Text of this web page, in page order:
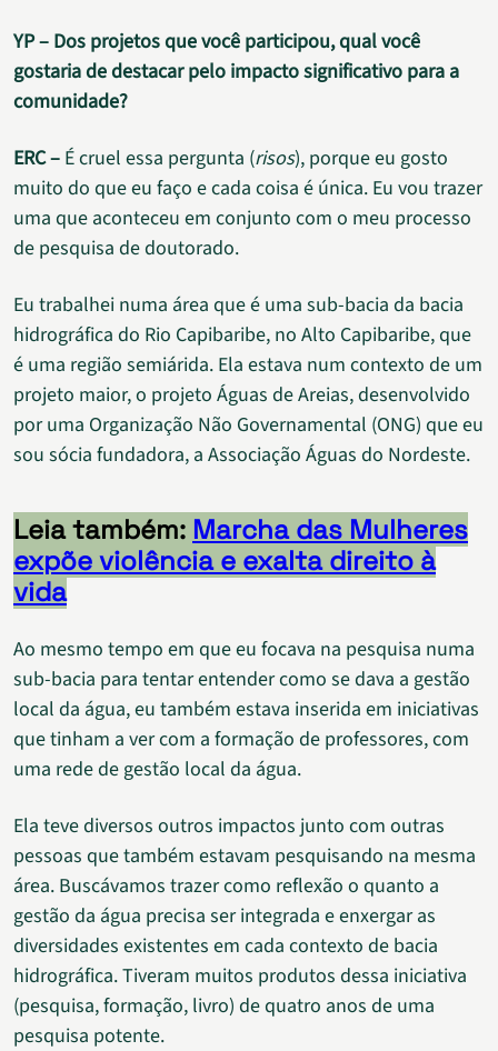
YP – Dos projetos que você participou, qual você
gostaria de destacar pelo impacto significativo para a
comunidade?
ERC – É cruel essa pergunta (risos), porque eu gosto
muito do que eu faço e cada coisa é única. Eu vou trazer
uma que aconteceu em conjunto com o meu processo
de pesquisa de doutorado.
Eu trabalhei numa área que é uma sub-bacia da bacia
hidrográfica do Rio Capibaribe, no Alto Capibaribe, que
é uma região semiárida. Ela estava num contexto de um
projeto maior, o projeto Águas de Areias, desenvolvido
por uma Organização Não Governamental (ONG) que eu
sou sócia fundadora, a Associação Águas do Nordeste.
Leia também: Marcha das Mulheres
expõe violência e exalta direito à
vida
Ao mesmo tempo em que eu focava na pesquisa numa
sub-bacia para tentar entender como se dava a gestão
local da água, eu também estava inserida em iniciativas
que tinham a ver com a formação de professores, com
uma rede de gestão local da água.
Ela teve diversos outros impactos junto com outras
pessoas que também estavam pesquisando na mesma
área. Buscávamos trazer como reflexão o quanto a
gestão da água precisa ser integrada e enxergar as
diversidades existentes em cada contexto de bacia
hidrográfica. Tiveram muitos produtos dessa iniciativa
(pesquisa, formação, livro) de quatro anos de uma
pesquisa potente.